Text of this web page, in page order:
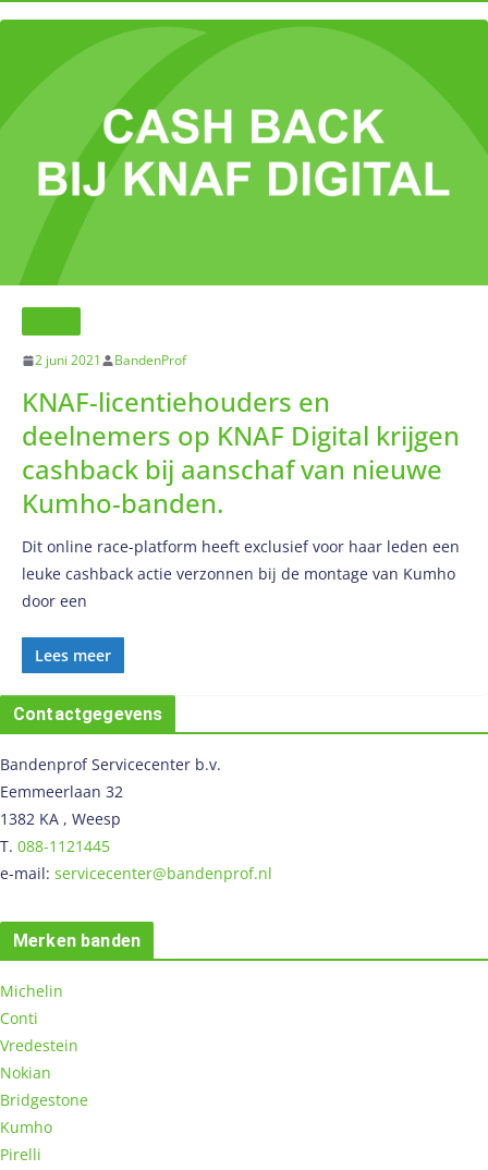
2 juni 2021 BandenProf
KNAF-licentiehouders en
deelnemers op KNAF Digital krijgen
cashback bij aanschaf van nieuwe
Kumho-banden.
Dit online race-platform heeft exclusief voor haar leden een
leuke cashback actie verzonnen bij de montage van Kumho
door een
Lees meer
Contactgegevens
Bandenprof Servicecenter b.v.
Eemmeerlaan 32
1382 KA , Weesp
T. 088-1121445
e-mail: servicecenter@bandenprof.nl
Merken banden
Michelin
Conti
Vredestein
Nokian
Bridgestone
Kumho
Pirelli